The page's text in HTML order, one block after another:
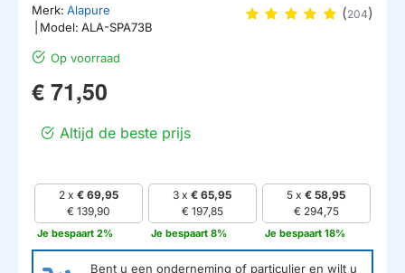
Op voorraad
Merk: Alapure
Model: ALA-SPA73B
(204)
€ 71,50
Altijd de beste prijs
2 x € 69,95
€ 139,90
Je bespaart 2%
3 x€ 65,95
€ 197,85
Je bespaart 8%
5 x€ 58,95
€ 294,75
Je bespaart 18%
Bent u een onderneming of particulier en wilt u